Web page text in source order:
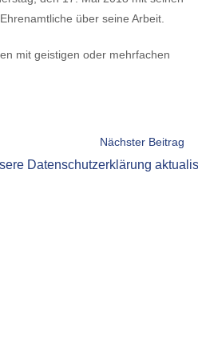
über seine Arbeit.
mit geistigen oder mehrfachen
Nächster Beitrag
Datenschutzerklärung